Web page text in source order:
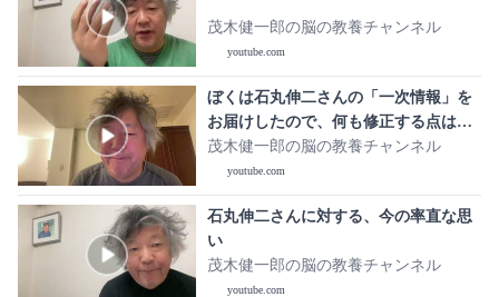
茂木健一郎の脳の教養チャンネル
youtube.com
ぼくは石丸伸二さんの「一次情報」を
お届けしたので、何も修正する点はあ
りません。
茂木健一郎の脳の教養チャンネル
youtube.com
石丸伸二さんに対する、今の率直な思
い
茂木健一郎の脳の教養チャンネル
youtube.com